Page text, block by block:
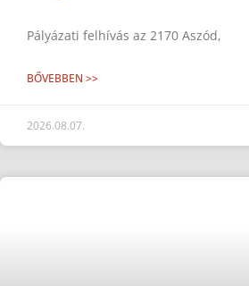
Pályázati felhívás az 2170 Aszód,
BŐVEBBEN >>
2026.08.07.